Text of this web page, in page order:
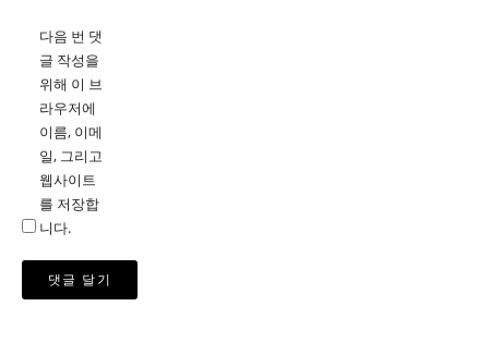
다음 번 댓
글 작성을
위해 이 브
라우저에
이름, 이메
일, 그리고
웹사이트
를 저장합
니다.